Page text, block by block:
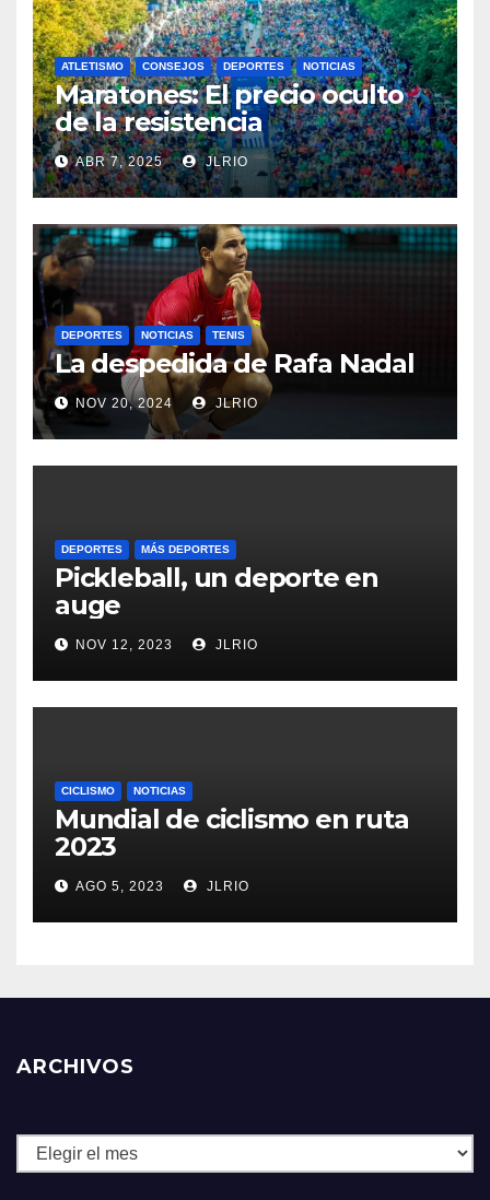
ATLETISMO CONSEJOS DEPORTES NOTICIAS
Maratones: El precio oculto
de la resistencia
ABR 7, 2025 JLRIO
DEPORTES NOTICIAS TENIS
La despedida de Rafa Nadal
NOV 20, 2024 JLRIO
DEPORTES MÁS DEPORTES
Pickleball, un deporte en
auge
NOV 12, 2023 JLRIO
CICLISMO NOTICIAS
Mundial de ciclismo en ruta
2023
AGO 5, 2023 JLRIO
ARCHIVOS
Archivos